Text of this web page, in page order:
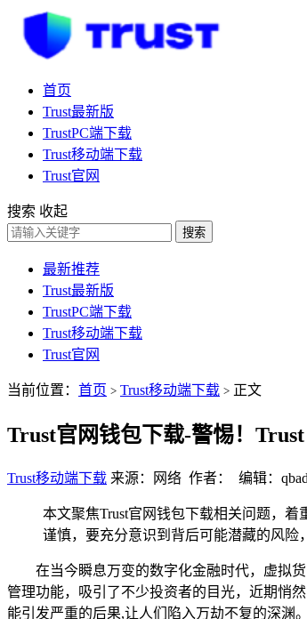
首页
Trust最新版
TrustPC端下载
Trust移动端下载
Trust官网
搜索 收起
搜索
最新推荐
Trust最新版
TrustPC端下载
Trust移动端下载
Trust官网
当前位置： 首页 > Trust移动端下载 > 正文
Trust官网钱包下载-警惕！
Trust移动端下载 来源：网络 作者： 编辑：
本文聚焦Trust官网钱包下载相关问题，着
谨慎，要充分意识到背后可能潜藏的风险
在当今瞬息万变的数字化金融时代，虚拟货
管理功能，吸引了不少投资者的目光，近期悄
能引发严重的后果,让人们陷入万劫不复的深渊。